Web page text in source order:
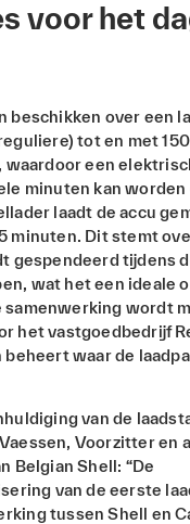
voor het
beschikken over een
tot en met
waardoor een
minuten kan worden
laadt de accu
minuten. Dit stemt
gespendeerd tijdens
wat het een ideale
samenwerking wordt
het vastgoedbedrijf
beheert waar de
van de
Voorzitter en
Belgian Shell: “De
van de eerste
tussen Shell en